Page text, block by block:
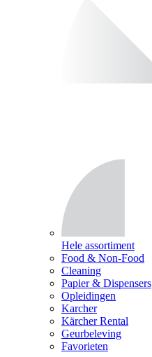
Hele assortiment
Food & Non-Food
Cleaning
Papier & Dispensers
Opleidingen
Karcher
Kärcher Rental
Geurbeleving
Favorieten